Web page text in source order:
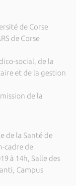
de Corse
de Corse
social, de la
et de la gestion
de la
de la Santé de
cadre de
à 14h, Salle des
Campus